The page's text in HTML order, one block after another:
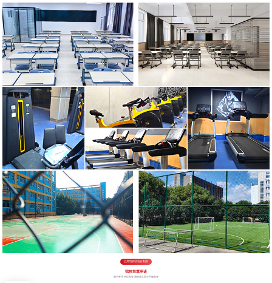
立即预约到校考察
我校郑重承诺
因为专注 所以专业 我校成立至今只做高考